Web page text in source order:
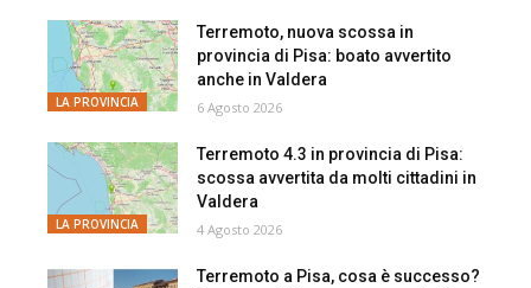
LA PROVINCIA
Terremoto, nuova scossa in
provincia di Pisa: boato avvertito
anche in Valdera
6 Agosto 2026
LA PROVINCIA
Terremoto 4.3 in provincia di Pisa:
scossa avvertita da molti cittadini in
Valdera
4 Agosto 2026
Terremoto a Pisa, cosa è successo?